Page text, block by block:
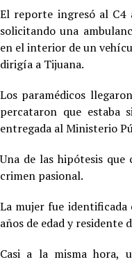
El reporte ingresó al C4
solicitando una
en el interior de un
dirigía a Tijuana.
Los paramédicos
percataron que estaba
entregada al Ministerio
Una de las hipótesis
crimen pasional.
La mujer fue identificada
años de edad y residente
Casi a la misma hora,